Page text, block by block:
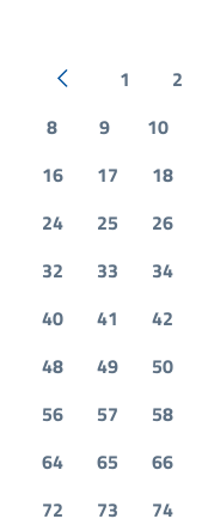
Pagina precedente
1 2
8
9 10
16
17 18
24
25 26
32
33 34
40
41 42
48
49 50
56
57 58
64
65 66
72
73 74